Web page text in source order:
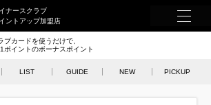
ナースクラブ
ントアップ加盟店
ブカードを使うだけで、
ポイントのボーナスポイント
LIST GUIDE NEW PICKUP